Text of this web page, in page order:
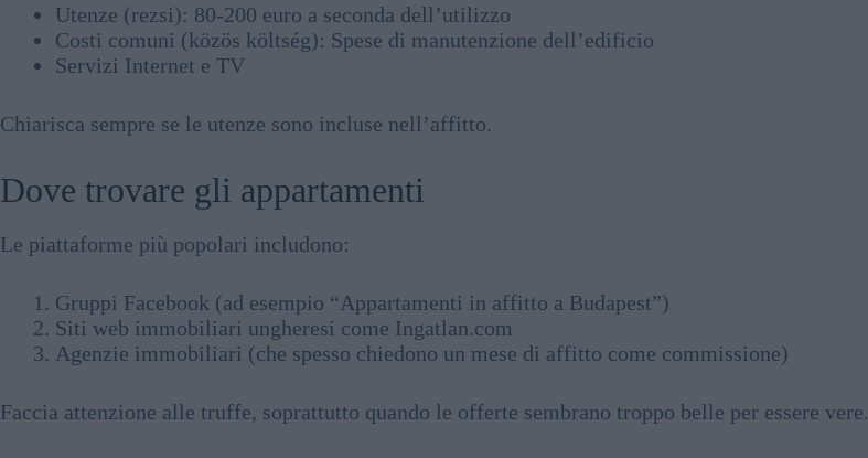
Utenze (rezsi): 80-200 euro a seconda dell’utilizzo
Costi comuni (közös költség): Spese di manutenzione dell’edificio
Servizi Internet e TV
Chiarisca sempre se le utenze sono incluse nell’affitto.
Dove trovare gli appartamenti
Le piattaforme più popolari includono:
Gruppi Facebook (ad esempio “Appartamenti in affitto a Budapest”)
Siti web immobiliari ungheresi come Ingatlan.com
Agenzie immobiliari (che spesso chiedono un mese di affitto come commissione)
Faccia attenzione alle truffe, soprattutto quando le offerte sembrano troppo belle per essere vere.